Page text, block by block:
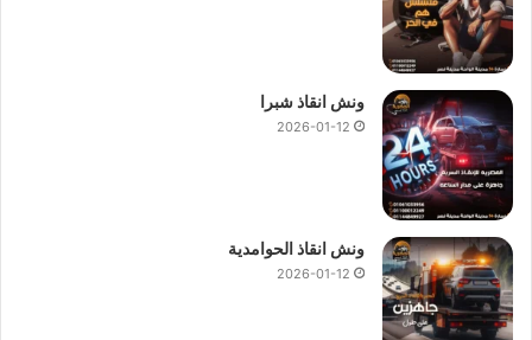
ونش انقاذ شبرا
2026-01-12
ونش انقاذ الحوامدية
2026-01-12